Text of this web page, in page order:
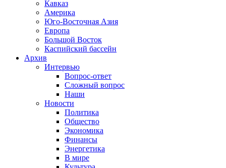
Кавказ
Америка
Юго-Восточная Азия
Европа
Большой Восток
Каспийский бассейн
Архив
Интервью
Вопрос-ответ
Сложный вопрос
Наши
Новости
Политика
Общество
Экономика
Финансы
Энергетика
В мире